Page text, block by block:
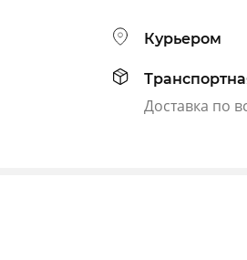
Курьером
Доставка по